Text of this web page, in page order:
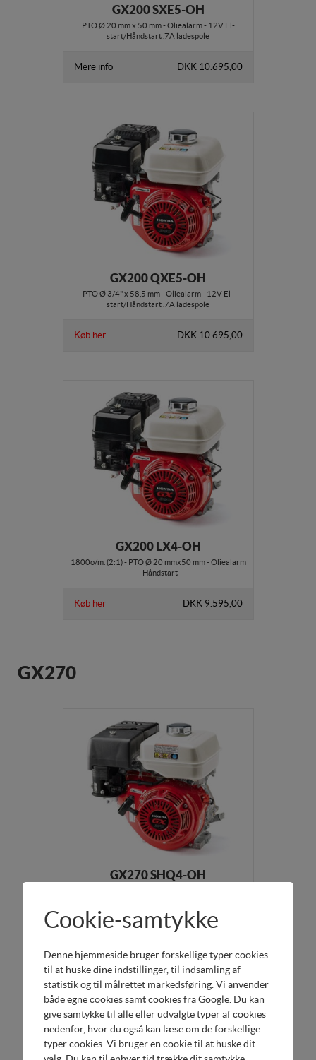
GX200 SXE5-OH
PTO Ø 20 mm x 50 mm - Oliealarm - 12V El-
start/Håndstart .7A ladespole
Mere info DKK 10.695,00
GX200 QXE5-OH
PTO Ø 3/4" x 58,5 mm - Oliealarm - 12V El-
start/Håndstart .7A ladespole
Køb her DKK 10.695,00
GX200 LX4-OH
1800o/m. (2:1) - PTO Ø 20 mmx50 mm - Oliealarm
- Håndstart
Køb her DKK 9.595,00
GX270
GX270 SHQ4-OH
Cookie-samtykke
Denne hjemmeside bruger forskellige typer cookies
til at huske dine indstillinger, til indsamling af
statistik og til målrettet markedsføring. Vi anvender
både egne cookies samt cookies fra Google. Du kan
give samtykke til alle eller udvalgte typer af cookies
nedenfor, hvor du også kan læse om de forskellige
typer cookies. Vi bruger en cookie til at huske dit